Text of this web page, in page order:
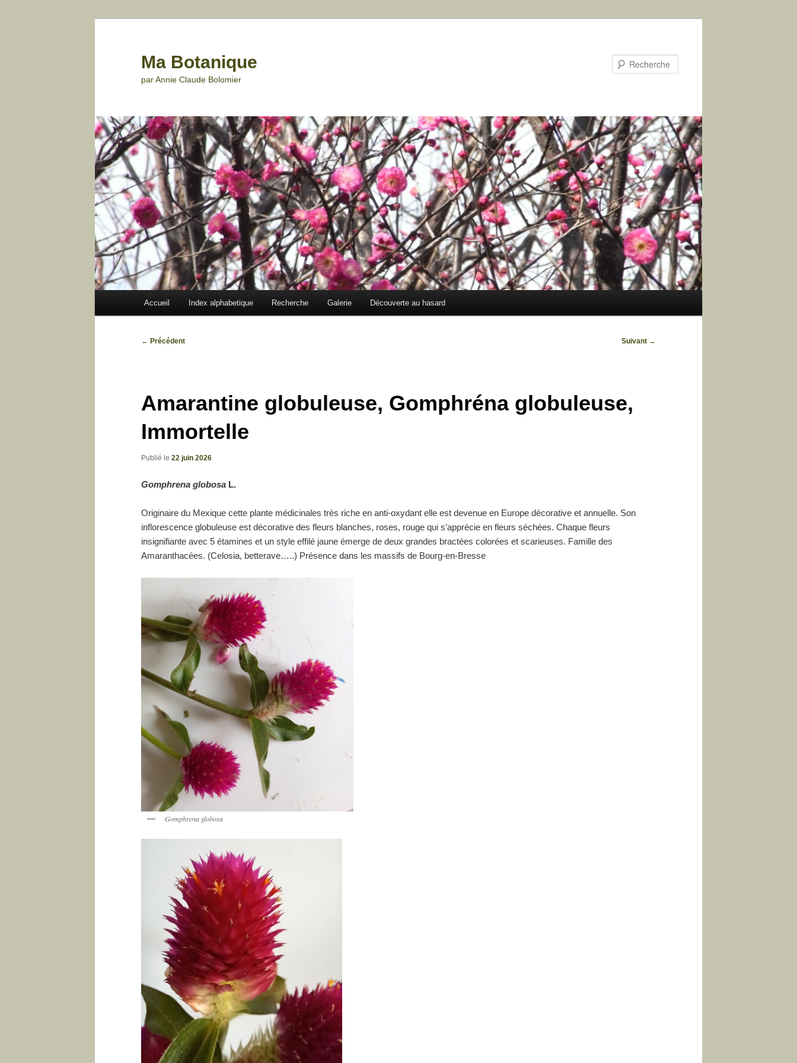
Ma Botanique
par Annie Claude Bolomier
Accueil Index alphabetique Recherche Galerie Découverte au hasard
Navigation
← Précédent Suivant →
Amarantine globuleuse, Gomphréna globuleuse,
Immortelle
Publié le 22 juin 2026
Gomphrena globosaL.
Originaire du Mexique cette plante médicinales très riche en anti-oxydant elle est devenue en Europe décorative et annuelle. Son
inflorescence globuleuse est décorative des fleurs blanches, roses, rouge qui s’apprécie en fleurs séchées. Chaque fleurs
insignifiante avec 5 étamines et un style effilé jaune émerge de deux grandes bractées colorées et scarieuses. Famille des
Amaranthacées. (Celosia, betterave…..) Présence dans les massifs de Bourg-en-Bresse
Gomphrena globosa